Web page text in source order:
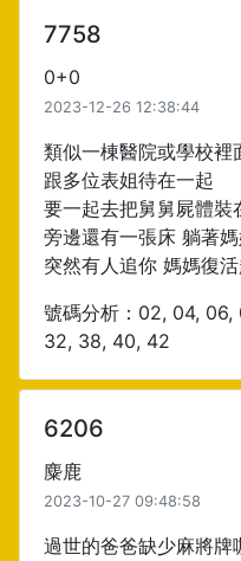
7758
0+0
2023-12-26 12:38:44
類似一棟醫院或學校裡
跟多位表姐待在一起
要一起去把舅舅屍體裝
旁邊還有一張床 躺著
突然有人追你 媽媽復
號碼分析：02, 04, 06,
32, 38, 40, 42
6206
麋鹿
2023-10-27 09:48:58
過世的爸爸缺少麻將牌